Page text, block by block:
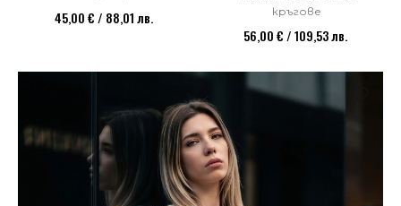
45,00 € / 88,01 лв.
кръгове
56,00 € / 109,53 лв.